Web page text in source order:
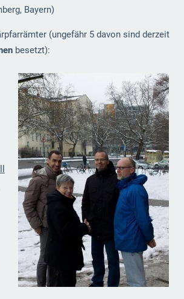
Bayern)
(ungefähr 5 davon sind derzeit
besetzt):